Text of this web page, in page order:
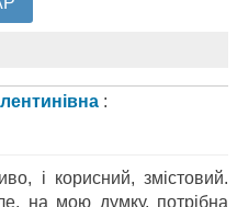
:
і корисний, змістовий.
на мою думку, потрібна